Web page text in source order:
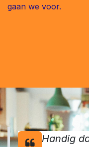
gaan we voor.
Handig